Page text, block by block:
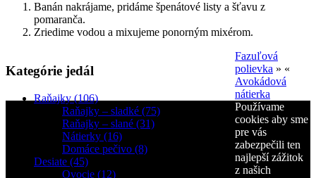
Banán nakrájame, pridáme špenátové listy a šťavu z
pomaranča.
Zriedime vodou a mixujeme ponorným mixérom.
Kategórie jedál
Raňajky (106)
Raňajky – sladké (75)
Raňajky – slané (31)
Nátierky (16)
Domáce pečivo (8)
Desiate (45)
Ovocie (12)
Fazuľová
polievka » «
Avokádová
nátierka
Používame
cookies aby sme
pre vás
zabezpečili ten
najlepší zážitok
z našich